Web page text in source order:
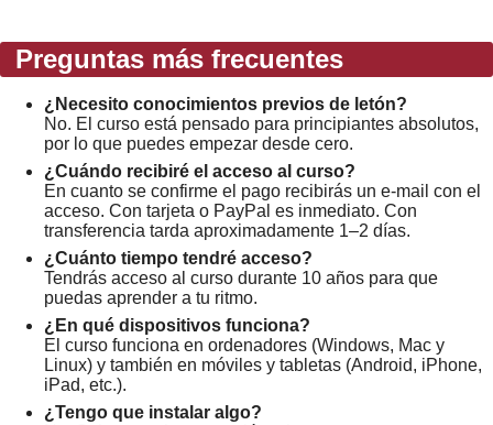
Preguntas más frecuentes
¿Necesito conocimientos previos de letón?
No. El curso está pensado para principiantes absolutos,
por lo que puedes empezar desde cero.
¿Cuándo recibiré el acceso al curso?
En cuanto se confirme el pago recibirás un e-mail con el
acceso. Con tarjeta o PayPal es inmediato. Con
transferencia tarda aproximadamente 1–2 días.
¿Cuánto tiempo tendré acceso?
Tendrás acceso al curso durante 10 años para que
puedas aprender a tu ritmo.
¿En qué dispositivos funciona?
El curso funciona en ordenadores (Windows, Mac y
Linux) y también en móviles y tabletas (Android, iPhone,
iPad, etc.).
¿Tengo que instalar algo?